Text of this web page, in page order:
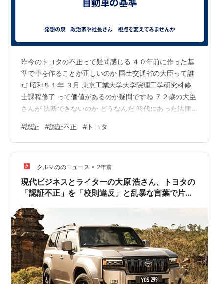
昨今のトヨタの不正って疑問感じる ４０年前に作った基
準で車を作ることが正しいのか 国土交通省の大臣って誰
だ 昭和５１年 ３月 東京工業大学大学院理工学研究科修
士課程修了 って価値があるのか疑問ですね ７２歳の大臣
さんが 決断できないのか どうなんだ 時代にあった法律
て行かれますね
#認証 #認証不正 # トヨタ
クルマののニュース • 2年前
現代ビジネスとライターの大原 浩さん、トヨタの
「認証不正」を「校則違反」と乱暴な言葉で片づ
したゴミ記事